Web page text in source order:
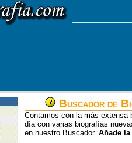
Buscador de
Contamos con la más extensa
día con varias biografías
en nuestro Buscador. Añade